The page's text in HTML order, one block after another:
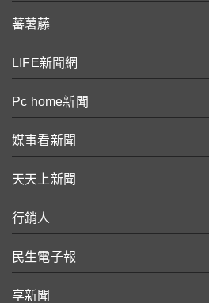
蕃薯藤
LIFE新聞網
Pc home新聞
媒事看新聞
天天上新聞
行銷人
民生電子報
享新聞